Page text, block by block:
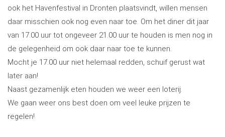
ook het Havenfestival in Dronten plaatsvindt, willen mensen
daar misschien ook nog even naar toe. Om het diner dit jaar
van 17.00 uur tot ongeveer 21.00 uur te houden is men nog in
de gelegenheid om ook daar naar toe te kunnen.
Mocht je 17.00 uur niet helemaal redden, schuif gerust wat
later aan!
Naast gezamenlijk eten houden we weer een loterij.
We gaan weer ons best doen om veel leuke prijzen te
regelen!